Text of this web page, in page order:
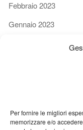
Per fornire le migliori
memorizzare e/o
Febbraio 2023
Gennaio 2023
Agosto 2022